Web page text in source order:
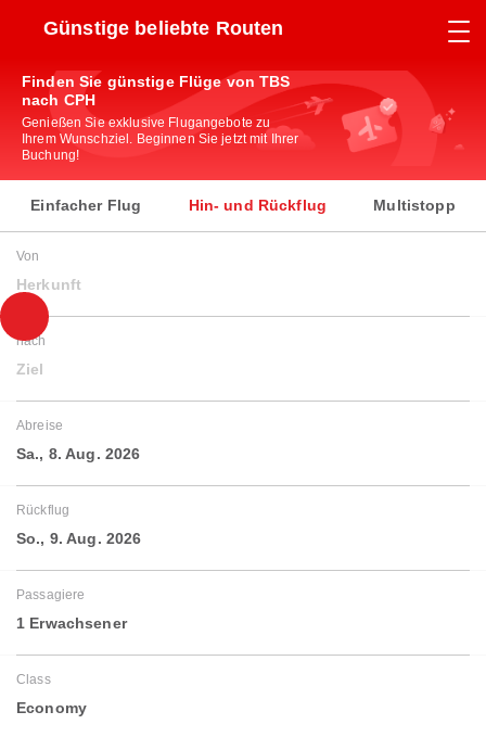
Günstige beliebte Routen
Finden Sie günstige Flüge von TBS
nach CPH
Genießen Sie exklusive Flugangebote zu
Ihrem Wunschziel. Beginnen Sie jetzt mit Ihrer
Buchung!
Einfacher Flug Hin- und Rückflug Multistopp
Von
Herkunft
nach
Ziel
Abreise
Sa., 8. Aug. 2026
Rückflug
So., 9. Aug. 2026
Passagiere
1 Erwachsener
Class
Economy